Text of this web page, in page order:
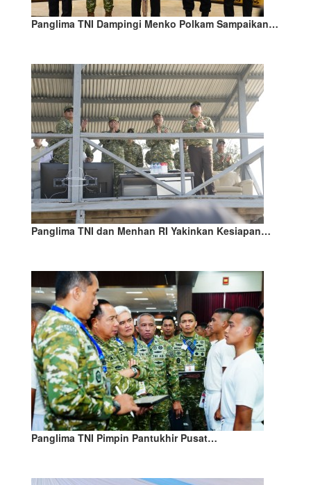
Panglima TNI Dampingi Menko Polkam Sampaikan…
Panglima TNI dan Menhan RI Yakinkan Kesiapan…
Panglima TNI Pimpin Pantukhir Pusat…